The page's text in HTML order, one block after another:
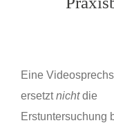
Eine
ersetztnichtdie
Erstuntersuchung